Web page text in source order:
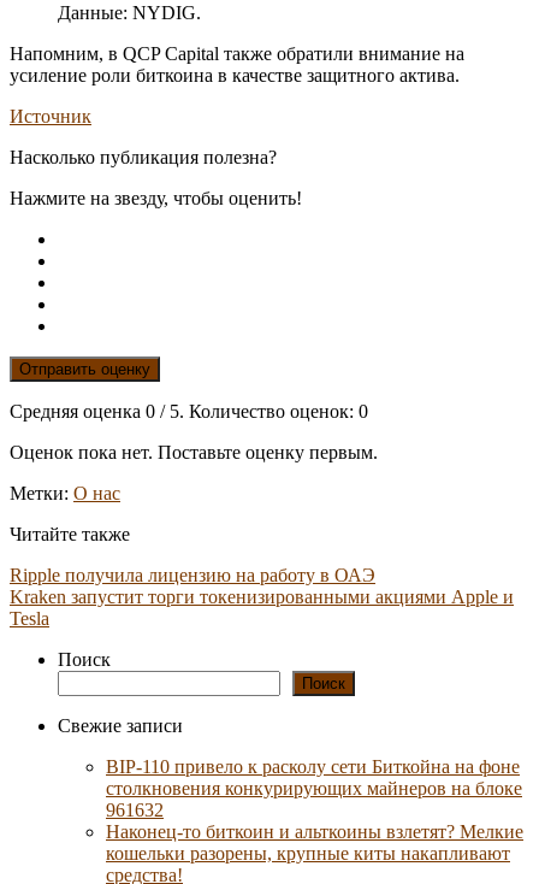
Данные: NYDIG.
Напомним, в QCP Capital также обратили внимание на
усиление роли биткоина в качестве защитного актива.
Источник
Насколько публикация полезна?
Нажмите на звезду, чтобы оценить!
Отправить оценку
Средняя оценка 0 / 5. Количество оценок: 0
Оценок пока нет. Поставьте оценку первым.
Метки: О нас
Читайте также
Ripple получила лицензию на работу в ОАЭ
Kraken запустит торги токенизированными акциями Apple и
Tesla
Поиск
Поиск
Свежие записи
BIP-110 привело к расколу сети Биткойна на фоне
столкновения конкурирующих майнеров на блоке
961632
Наконец-то биткоин и альткоины взлетят? Мелкие
кошельки разорены, крупные киты накапливают
средства!